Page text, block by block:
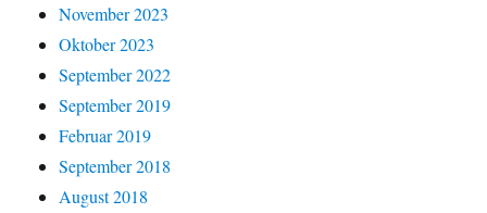
November 2023
Oktober 2023
September 2022
September 2019
Februar 2019
September 2018
August 2018